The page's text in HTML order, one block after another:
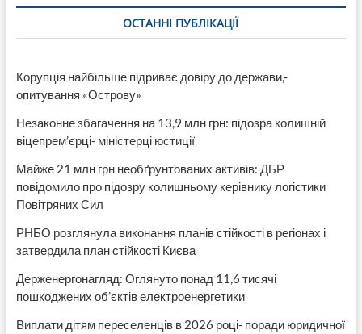
ОСТАННІ ПУБЛІКАЦІЇ
Корупція найбільше підриває довіру до держави,-
опитування «Острову»
Незаконне збагачення на 13,9 млн грн: підозра колишній
віцепрем’єрці- міністерці юстиції
Майже 21 млн грн необґрунтованих активів: ДБР
повідомило про підозру колишньому керівнику логістики
Повітряних Сил
РНБО розглянула виконання планів стійкості в регіонах і
затвердила план стійкості Києва
Держенергонагляд: Оглянуто понад 11,6 тисячі
пошкоджених об’єктів електроенергетики
Виплати дітям переселенців в 2026 році- поради юридичної